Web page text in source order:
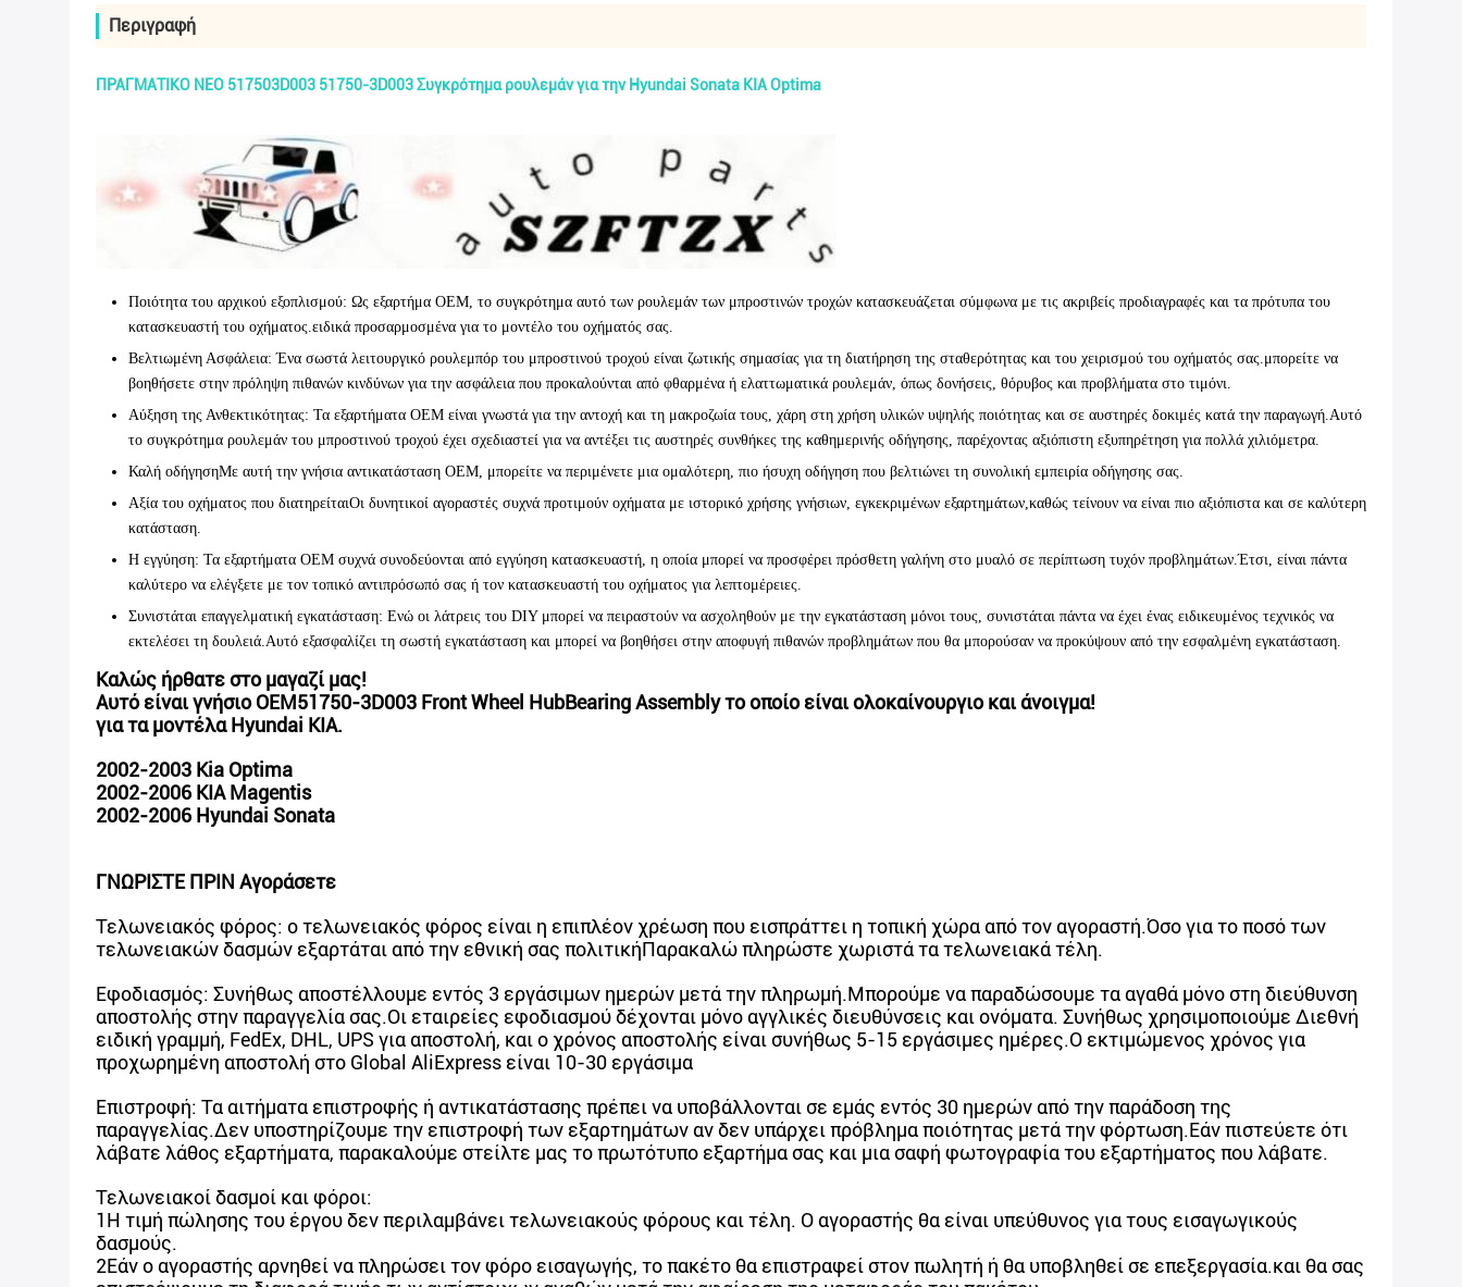
Περιγραφή
ΠΡΑΓΜΑΤΙΚΟ ΝΕΟ 517503D003 51750-3D003 Συγκρότημα ρουλεμάν για την Hyundai Sonata KIA Optima
Ποιότητα του αρχικού εξοπλισμού: Ως εξαρτήμα OEM, το συγκρότημα αυτό των ρουλεμάν των μπροστινών τροχών κατασκευάζεται σύμφωνα με τις ακριβείς προδιαγραφές και τα πρότυπα του
κατασκευαστή του οχήματος.ειδικά προσαρμοσμένα για το μοντέλο του οχήματός σας.
Βελτιωμένη Ασφάλεια: Ένα σωστά λειτουργικό ρουλεμπόρ του μπροστινού τροχού είναι ζωτικής σημασίας για τη διατήρηση της σταθερότητας και του χειρισμού του οχήματός σας.μπορείτε να
βοηθήσετε στην πρόληψη πιθανών κινδύνων για την ασφάλεια που προκαλούνται από φθαρμένα ή ελαττωματικά ρουλεμάν, όπως δονήσεις, θόρυβος και προβλήματα στο τιμόνι.
Αύξηση της Ανθεκτικότητας: Τα εξαρτήματα OEM είναι γνωστά για την αντοχή και τη μακροζωία τους, χάρη στη χρήση υλικών υψηλής ποιότητας και σε αυστηρές δοκιμές κατά την παραγωγή.Αυτό
το συγκρότημα ρουλεμάν του μπροστινού τροχού έχει σχεδιαστεί για να αντέξει τις αυστηρές συνθήκες της καθημερινής οδήγησης, παρέχοντας αξιόπιστη εξυπηρέτηση για πολλά χιλιόμετρα.
Καλή οδήγησηΜε αυτή την γνήσια αντικατάσταση OEM, μπορείτε να περιμένετε μια ομαλότερη, πιο ήσυχη οδήγηση που βελτιώνει τη συνολική εμπειρία οδήγησης σας.
Αξία του οχήματος που διατηρείταιΟι δυνητικοί αγοραστές συχνά προτιμούν οχήματα με ιστορικό χρήσης γνήσιων, εγκεκριμένων εξαρτημάτων,καθώς τείνουν να είναι πιο αξιόπιστα και σε καλύτερη
κατάσταση.
Η εγγύηση: Τα εξαρτήματα OEM συχνά συνοδεύονται από εγγύηση κατασκευαστή, η οποία μπορεί να προσφέρει πρόσθετη γαλήνη στο μυαλό σε περίπτωση τυχόν προβλημάτων.Έτσι, είναι πάντα
καλύτερο να ελέγξετε με τον τοπικό αντιπρόσωπό σας ή τον κατασκευαστή του οχήματος για λεπτομέρειες.
Συνιστάται επαγγελματική εγκατάσταση: Ενώ οι λάτρεις του DIY μπορεί να πειραστούν να ασχοληθούν με την εγκατάσταση μόνοι τους, συνιστάται πάντα να έχει ένας ειδικευμένος τεχνικός να
εκτελέσει τη δουλειά.Αυτό εξασφαλίζει τη σωστή εγκατάσταση και μπορεί να βοηθήσει στην αποφυγή πιθανών προβλημάτων που θα μπορούσαν να προκύψουν από την εσφαλμένη εγκατάσταση.
Καλώς ήρθατε στο μαγαζί μας!
Αυτό είναι γνήσιο OEM51750-3D003 Front Wheel HubBearing Assembly το οποίο είναι ολοκαίνουργιο και άνοιγμα!
για τα μοντέλα Hyundai KIA.
2002-2003 Kia Optima
2002-2006 KIA Magentis
2002-2006 Hyundai Sonata
ΓΝΩΡΙΣΤΕ ΠΡΙΝ Αγοράσετε
Τελωνειακός φόρος: ο τελωνειακός φόρος είναι η επιπλέον χρέωση που εισπράττει η τοπική χώρα από τον αγοραστή.Όσο για το ποσό των
τελωνειακών δασμών εξαρτάται από την εθνική σας πολιτικήΠαρακαλώ πληρώστε χωριστά τα τελωνειακά τέλη.
Εφοδιασμός: Συνήθως αποστέλλουμε εντός 3 εργάσιμων ημερών μετά την πληρωμή.Μπορούμε να παραδώσουμε τα αγαθά μόνο στη διεύθυνση
αποστολής στην παραγγελία σας.Οι εταιρείες εφοδιασμού δέχονται μόνο αγγλικές διευθύνσεις και ονόματα. Συνήθως χρησιμοποιούμε Διεθνή
ειδική γραμμή, FedEx, DHL, UPS για αποστολή, και ο χρόνος αποστολής είναι συνήθως 5-15 εργάσιμες ημέρες.Ο εκτιμώμενος χρόνος για
προχωρημένη αποστολή στο Global AliExpress είναι 10-30 εργάσιμα
Επιστροφή: Τα αιτήματα επιστροφής ή αντικατάστασης πρέπει να υποβάλλονται σε εμάς εντός 30 ημερών από την παράδοση της
παραγγελίας.Δεν υποστηρίζουμε την επιστροφή των εξαρτημάτων αν δεν υπάρχει πρόβλημα ποιότητας μετά την φόρτωση.Εάν πιστεύετε ότι
λάβατε λάθος εξαρτήματα, παρακαλούμε στείλτε μας το πρωτότυπο εξαρτήμα σας και μια σαφή φωτογραφία του εξαρτήματος που λάβατε.
Τελωνειακοί δασμοί και φόροι:
1Η τιμή πώλησης του έργου δεν περιλαμβάνει τελωνειακούς φόρους και τέλη. Ο αγοραστής θα είναι υπεύθυνος για τους εισαγωγικούς
δασμούς.
2Εάν ο αγοραστής αρνηθεί να πληρώσει τον φόρο εισαγωγής, το πακέτο θα επιστραφεί στον πωλητή ή θα υποβληθεί σε επεξεργασία.και θα σας